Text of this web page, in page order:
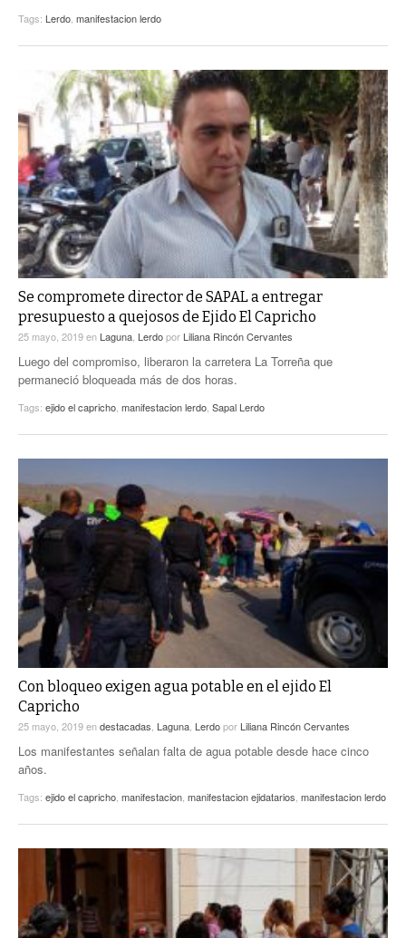
Tags: Lerdo manifestacion lerdo
Se compromete director de SAPAL a entregar
presupuesto a quejosos de Ejido El Capricho
25 mayo, 2019en Laguna, Lerdopor Liliana Rincón Cervantes
Luego del compromiso, liberaron la carretera La Torreña que
permaneció bloqueada más de dos horas.
Tags: ejido el capricho, manifestacion lerdo, Sapal Lerdo
Con bloqueo exigen agua potable en el ejido El
Capricho
25 mayo, 2019endestacadas Laguna Lerdopor Liliana Rincón Cervantes
Los manifestantes señalan falta de agua potable desde hace cinco
años.
Tags: ejido el capricho manifestacion manifestacion ejidatarios manifestacion lerdo